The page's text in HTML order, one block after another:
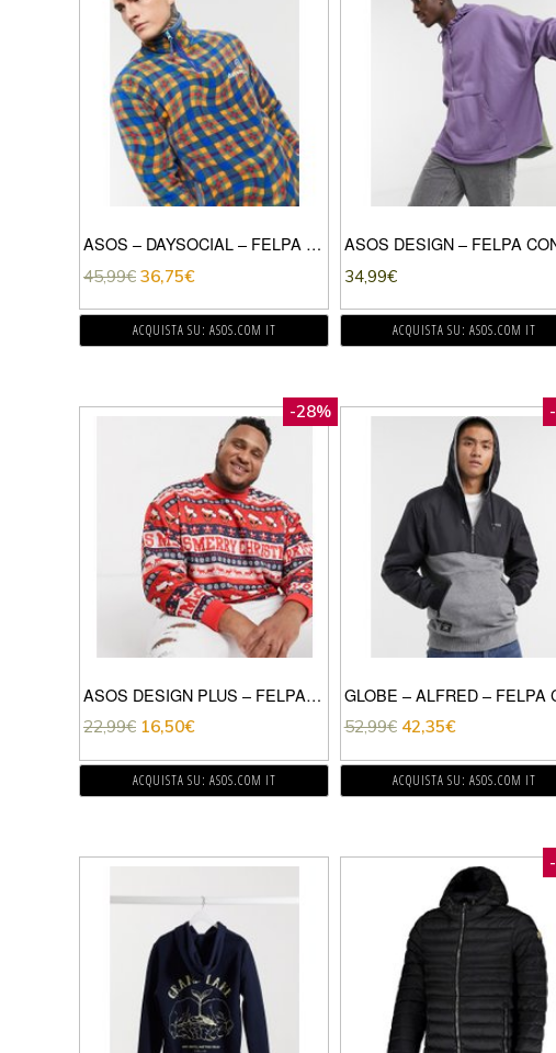
ASOS – DAYSOCIAL – FELPA OVERSIZE CON STAMPA INTEGRALE, LOGO “DAYSOCIAL” E ZIP CORTA-MULTICOLORE
45,99€ 36,75€
ACQUISTA SU: ASOS.COM IT
34,99€
ACQUISTA SU: ASOS.COM IT
-28%
ASOS DESIGN PLUS – FELPA OVERSIZE NATALIZIA A RIGHE CON ALIENI-MULTICOLORE
22,99€ 16,50€
ACQUISTA SU: ASOS.COM IT
52,99€ 42,35€
ACQUISTA SU: ASOS.COM IT